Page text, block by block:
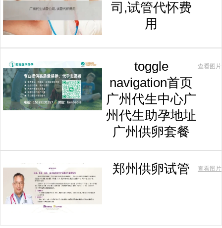
司,试管代怀费
用
toggle
navigation首页
广州代生中心广
州代生助孕地址
广州供卵套餐
查看图片
郑州供卵试管 查看图片